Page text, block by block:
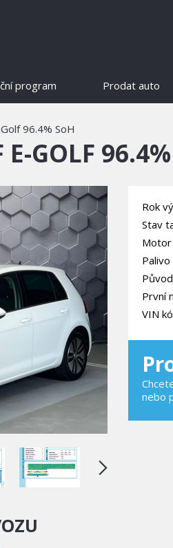
program Prodat auto
96.4% SoH
GOLF
Rok
Stav
Motor
Palivo
Původ
První
VIN
nebo